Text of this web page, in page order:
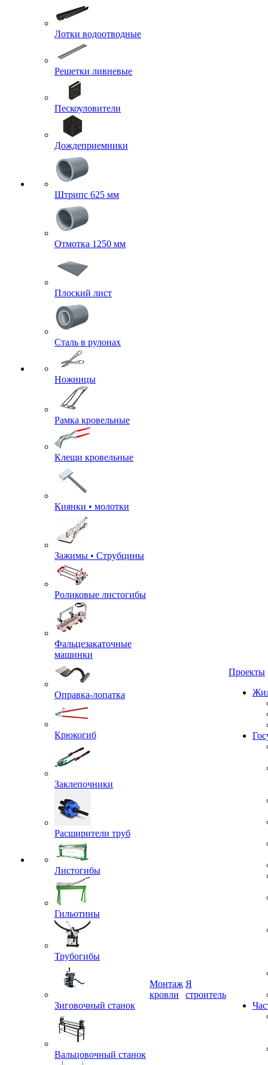
Лотки водоотводные
Решетки ливневые
Пескоуловители
Дождеприемники
Штрипс 625 мм
Отмотка 1250 мм
Плоский лист
Сталь в рулонах
Ножницы
Рамка кровельные
Клещи кровельные
Киянки • молотки
Зажимы • Струбцины
Роликовые листогибы
Фальцезакаточные
машинки
Оправка-лопатка
Крюкогиб
Заклепочники
Расширители труб
Листогибы
Гильотины
Трубогибы
Зиговочный станок
Вальцовочный станок
Монтаж
кровли
Я
строитель
Проекты